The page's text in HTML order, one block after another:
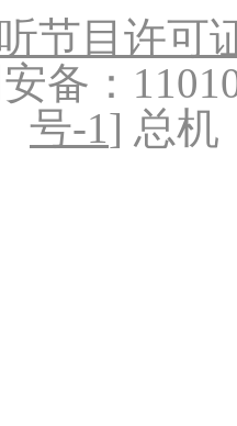
节目许可
备：
号-1] 总机